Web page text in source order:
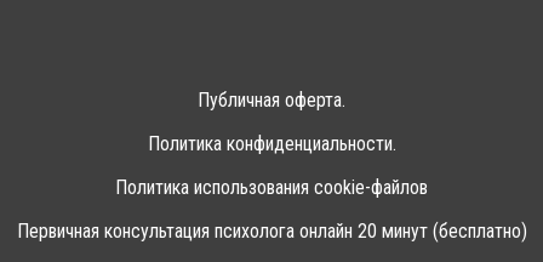
Публичная оферта.
Политика конфиденциальности.
Политика использования cookie-файлов
Первичная консультация психолога онлайн 20 минут (бесплатно)